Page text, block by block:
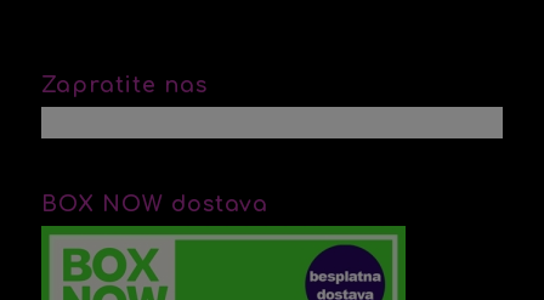
Zapratite nas
BOX NOW dostava